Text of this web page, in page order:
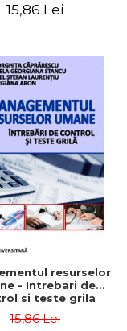
Aron
15,86 Lei
resurselor
- Intrebari de
si teste grila
15,86 Lei